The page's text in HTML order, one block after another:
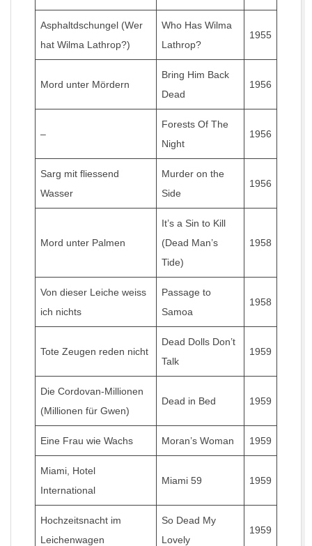
Asphaltdschungel (Wer
hat Wilma Lathrop?)
Who Has Wilma
Lathrop?
1955
Mord unter Mördern
Bring Him Back
Dead
1956
–
Forests Of The
Night
1956
Sarg mit fliessend
Wasser
Murder on the
Side
1956
Mord unter Palmen
It’s a Sin to Kill
(Dead Man’s
Tide)
1958
Von dieser Leiche weiss
ich nichts
Passage to
Samoa
1958
Tote Zeugen reden nicht
Dead Dolls Don’t
Talk
1959
Die Cordovan-Millionen
(Millionen für Gwen)
Dead in Bed 1959
Eine Frau wie Wachs Moran’s Woman 1959
Miami, Hotel
International
Miami 59 1959
Hochzeitsnacht im
Leichenwagen
So Dead My
Lovely
1959